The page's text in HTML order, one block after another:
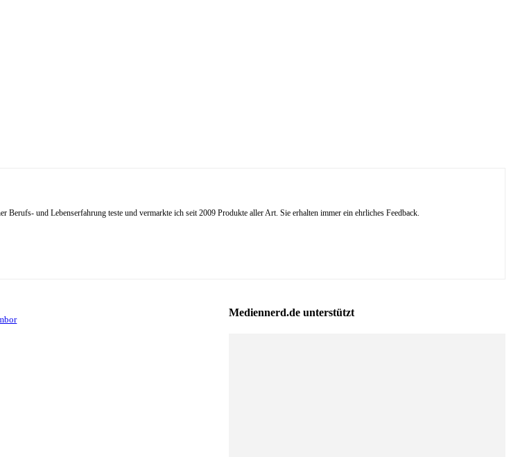
und Lebenserfahrung teste und vermarkte ich seit 2009 Produkte aller Art. Sie erhalten immer ein ehrliches Feedback.
Mediennerd.de unterstützt